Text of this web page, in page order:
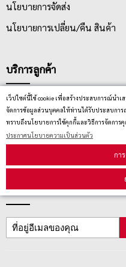
เว็ปไซต์นี้ใช้ cookie เพื่อสร้างประสบการณ์นำ
จัดการข้อมูลส่วนบุคคลให้ท่านได้รับประสบการ
ทราบถึงนโยบายการใช้คุกกี้และวิธีการจัดการคุ
ประกาศนโยบายความเป็นส่วนตัว
กา
นโยบายการจัดส่ง
นโยบายการเปลี่ยน/คืน สินค้า
บริการลูกค้า
ตรวจสอบสถานะสินค้า
คู่มือนักช้อป
สมัครรับข่าวสาร